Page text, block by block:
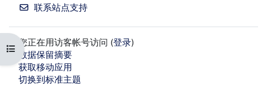
打开课程索引
联系站点支持
您正在用访客帐号访问 (登录)
‎数据保留摘要‎
获取移动应用
切换到标准主题